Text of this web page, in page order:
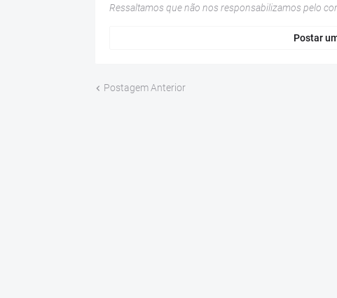
Ressaltamos que não nos responsabilizamos pelo
Postar
Postagem Anterior